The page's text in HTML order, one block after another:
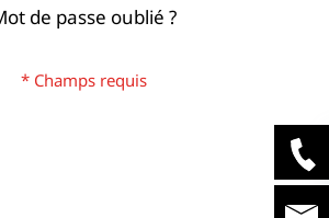
de passe oublié ?